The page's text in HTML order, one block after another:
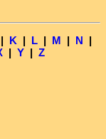
| K | L | M | N |
| Y | Z